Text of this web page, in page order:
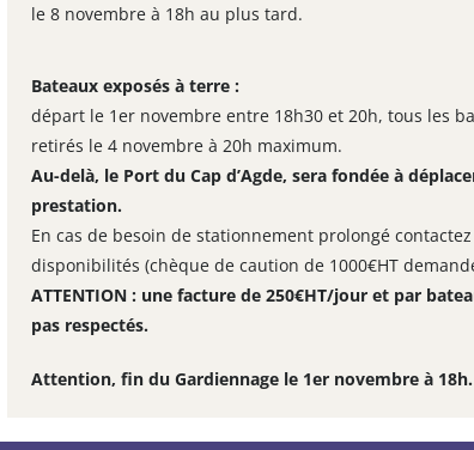
le8 novembre à 18h au plus tard.
Bateaux exposés à terre :
départ le 1er novembre entre 18h30 et 20h, tous les
retirés le4 novembre à 20h maximum.
Au-delà, le Port du Cap d’Agde, sera fondée à
prestation.
En cas de besoin de stationnement prolongé
disponibilités (chèque de caution de 1000€HT
ATTENTION : une facture de 250€HT/jour et par
pas respectés.
Attention, fin du Gardiennage le 1er novembre à 18h.